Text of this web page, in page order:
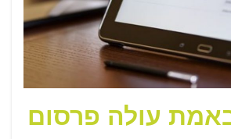
עולה פרסום